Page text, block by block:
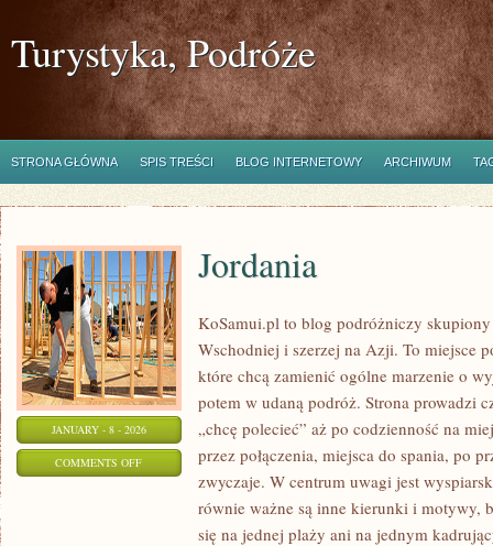
Turystyka, Podróże
STRONA GŁÓWNA SPIS TREŚCI BLOG INTERNETOWY ARCHIWUM
JANUARY - 8 - 2026
COMMENTS OFFON
Jordania
KoSamui.pl to blog podróżniczy
Wschodniej i szerzej na Azji. To miejsce
które chcą zamienić ogólne marzenie o
potem w udaną podróż. Strona prowadzi
„chcę polecieć” aż po codzienność na
przez połączenia, miejsca do spania, po
zwyczaje. W centrum uwagi jest
równie ważne są inne kierunki i motywy,
się na jednej plaży ani na jednym